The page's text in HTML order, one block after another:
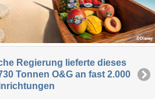
Regierung lieferte dieses
Tonnen O&G an fast 2.000